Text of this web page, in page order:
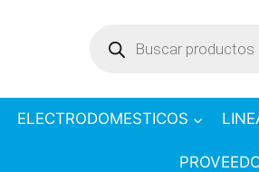
search
ELECTRODOMESTICOS